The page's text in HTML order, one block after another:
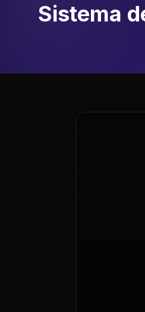
Sistema